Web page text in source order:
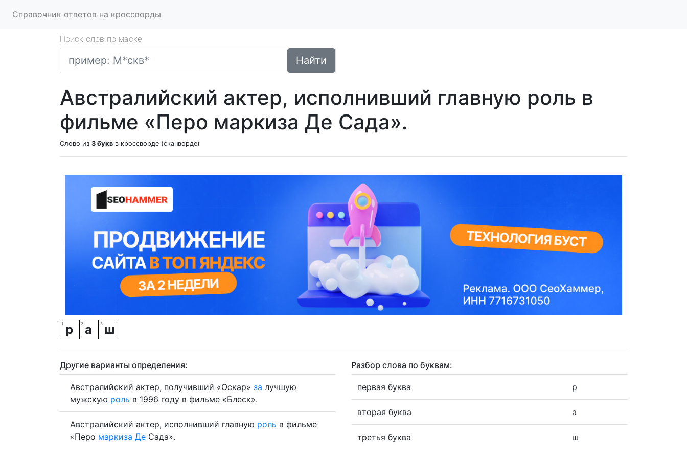
Справочник ответов на кроссворды
Поиск слов по маске
Найти
Австралийский актер, исполнивший главную роль в
фильме «Перо маркиза Де Сада».
Слово из 3 букв в кроссворде (сканворде)
р а ш
Другие варианты определения:
Австралийский актер, получивший «Оскар» за лучшую
мужскую роль в 1996 году в фильме «Блеск».
Австралийский актер, исполнивший главную роль в фильме
«Перо маркиза Де Сада».
Разбор слова по буквам:
первая буква р
вторая буква а
третья буква ш